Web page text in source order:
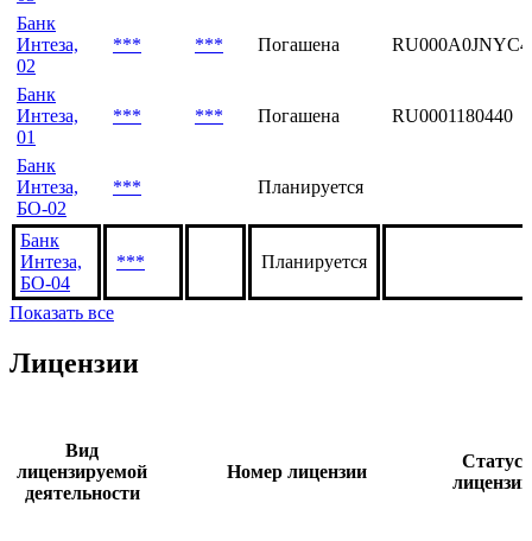
БО-01
Банк
Интеза,
03
*** *** Погашена RU000A0JS6B3
Банк
Интеза,
02
*** *** Погашена RU000A0JNYC4
Банк
Интеза,
01
*** Погашена
Банк
Интеза,
БО-02
*** Планируется
Банк
БО-04
Лицензии